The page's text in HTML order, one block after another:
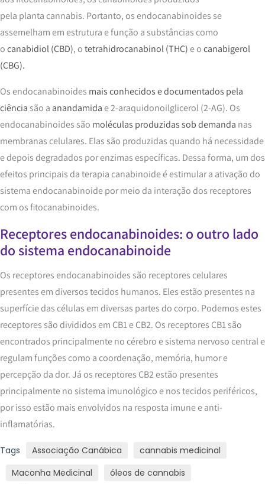
pela planta cannabis. Portanto, os endocanabinoides se
assemelham em estrutura e função a substâncias como
ocanabidiol (CBD), otetrahidrocanabinol (THC)e ocanabigerol
(CBG).
Os endocanabinoides mais conhecidos e documentados pela
ciência são a anandamidae 2-araquidonoilglicerol (2-AG). Os
endocanabinoides são moléculas produzidas sob demanda nas
membranas celulares. Elas são produzidas quando há necessidade
e depois degradados por enzimas específicas. Dessa forma, um dos
efeitos principais da terapia canabinoide é estimular a ativação do
sistema endocanabinoide por meio da interação dos receptores
com os fitocanabinoides.
Receptores endocanabinoides: o outro lado
do sistema endocanabinoide
Os receptores endocanabinoides são receptores celulares
presentes em diversos tecidos humanos. Eles estão presentes na
superfície das células em diversas partes do corpo. Podemos estes
receptores são divididos em CB1 e CB2. Os receptores CB1 são
encontrados principalmente no cérebro e sistema nervoso central e
regulam funções como a coordenação, memória, humor e
percepção da dor. Já os receptores CB2 estão presentes
principalmente no sistema imunológico e nos tecidos periféricos,
por isso estão mais envolvidos na resposta imune e anti-
inflamatórias.
Tags Associação Canábica
cannabis medicinal
Maconha Medicinal
óleos de cannabis